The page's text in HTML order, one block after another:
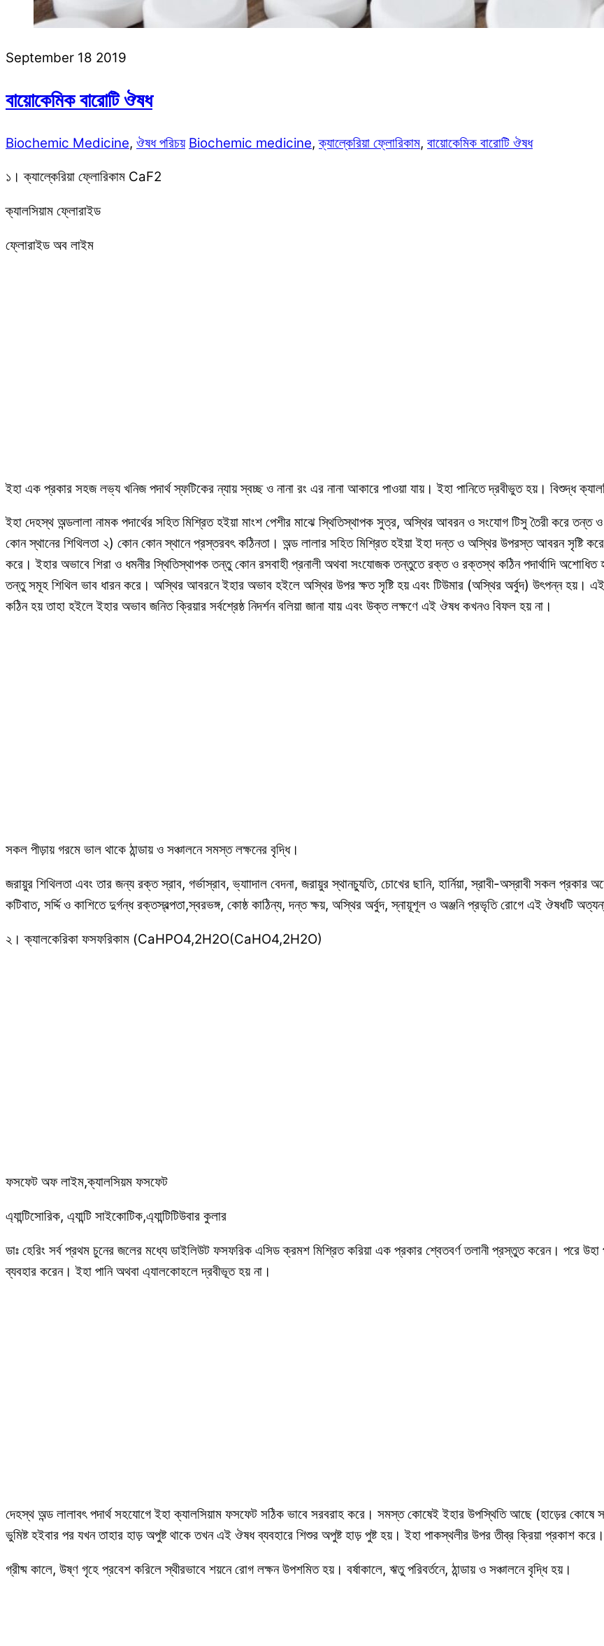
September 18 2019
বায়োকেমিক বারোটি ঔষধ
Biochemic Medicine, ঔষধ পরিচয় Biochemic medicine,ক্যাল্কেরিয়া ফ্লোরিকাম, বায়োকেমিক বারোটি ঔষধ
১। ক্যাল্কেরিয়া ফ্লোরিকাম CaF2
ক্যালসিয়াম ফ্লোরাইড
ফ্লোরাইড অব লাইম
ইহা এক প্রকার সহজ লভ্য খনিজ পদার্থ স্ফটিকের ন্যায় স্বচ্ছ ও নানা রং এর নানা আকারে পাওয়া যায়। ইহা পানিতে দ্রবীভুত হয়। বিশুদ্ধ
ইহা দেহস্থ অন্ডলালা নামক পদার্থের সহিত মিশ্রিত হইয়া মাংশ পেশীর মাঝে স্থিতিস্থাপক সুত্র, অস্থির আবরন ও সংযোগ টিসু তৈরী করে
কোন স্থানের শিথিলতা ২) কোন কোন স্থানে প্রস্তরবৎ কঠিনতা। অন্ড লালার সহিত মিশ্রিত হইয়া ইহা দন্ত ও অস্থির উপরস্ত আবরন সৃষ্টি
করে। ইহার অভাবে শিরা ও ধমনীর স্থিতিস্থাপক তন্তু কোন রসবাহী প্রনালী অথবা সংযোজক তন্তুতে রক্ত ও রক্তস্থ কঠিন পদার্থাদি অশোধিত
তন্তু সমূহ শিথিল ভাব ধারন করে। অস্থির আবরনে ইহার অভাব হইলে অস্থির উপর ক্ষত সৃষ্টি হয় এবং টিউমার (অস্থির অর্বুদ) উৎপন্ন হয়।
কঠিন হয় তাহা হইলে ইহার অভাব জনিত ক্রিয়ার সর্বশ্রেষ্ঠ নিদর্শন বলিয়া জানা যায় এবং উক্ত লক্ষণে এই ঔষধ কখনও বিফল হয় না।
সকল পীড়ায় গরমে ভাল থাকে ঠান্ডায় ও সঞ্চালনে সমস্ত লক্ষনের বৃদ্ধি।
জরায়ুর শিথিলতা এবং তার জন্য রক্ত স্রাব, গর্ভাস্রাব, ভ্যাাদাল বেদনা, জরায়ুর স্থানচ্যুতি, চোখের ছানি, হার্নিয়া, স্রাবী-অস্রাবী সকল প্রকার
কটিবাত, সর্দ্দি ও কাশিতে দুর্গন্ধ রক্তস্বল্পতা,স্বরভঙ্গ, কোষ্ঠ কাঠিন্য, দন্ত ক্ষয়, অস্থির অর্বুদ, স্নায়ূশূল ও অঞ্জনি প্রভৃতি রোগে এই ঔষধটি
২। ক্যালকেরিকা ফসফরিকাম (CaHPO4,2H2O(CaHO4,2H2O)
ফসফেট অফ লাইম,ক্যালসিয়ম ফসফেট
এ্যান্টিসোরিক, এ্যান্টি সাইকোটিক,এ্যান্টিটিউবার কুলার
ডাঃ হেরিং সর্ব প্রথম চুনের জলের মধ্যে ডাইলিউট ফসফরিক এসিড ক্রমশ মিশ্রিত করিয়া এক প্রকার শ্বেতবর্ণ তলানী প্রস্তুত করেন। পরে
ব্যবহার করেন। ইহা পানি অথবা এ্যালকোহলে দ্রবীভূত হয় না।
দেহস্থ অন্ড লালাবৎ পদার্থ সহযোগে ইহা ক্যালসিয়াম ফসফেট সঠিক ভাবে সরবরাহ করে। সমস্ত কোষেই ইহার উপস্থিতি আছে (হাড়ের কোষে
ভুমিষ্ট হইবার পর যখন তাহার হাড় অপুষ্ট থাকে তখন এই ঔষধ ব্যবহারে শিশুর অপুষ্ট হাড় পুষ্ট হয়। ইহা পাকস্থলীর উপর তীব্র ক্রিয়া প্রকাশ করে।
গ্রীষ্ম কালে, উষ্ণ গৃহে প্রবেশ করিলে স্থীরভাবে শয়নে রোগ লক্ষন উপশমিত হয়। বর্ষাকালে, ঋতু পরিবর্তনে, ঠান্ডায় ও সঞ্চালনে বৃদ্ধি হয়।